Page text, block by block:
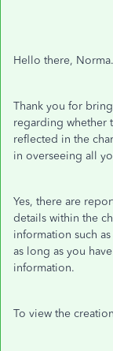
Hello there, Norma.
Thank you for
regarding whether
reflected in the
in overseeing all
Yes, there are
details within the
information such
as long as you
information.
To view the